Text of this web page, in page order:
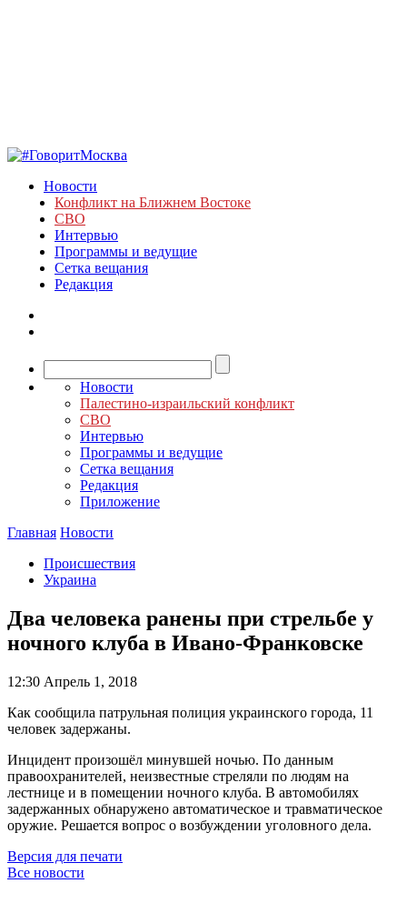
Новости
Конфликт на Ближнем Востоке
СВО
Интервью
Программы и ведущие
Сетка вещания
Редакция
Новости
Палестино-израильский конфликт
СВО
Интервью
Программы и ведущие
Сетка вещания
Редакция
Приложение
Главная Новости
Происшествия
Украина
Два человека ранены при стрельбе у
ночного клуба в Ивано-Франковске
12:30 Апрель 1, 2018
Как сообщила патрульная полиция украинского города, 11
человек задержаны.
Инцидент произошёл минувшей ночью. По данным
правоохранителей, неизвестные стреляли по людям на
лестнице и в помещении ночного клуба. В автомобилях
задержанных обнаружено автоматическое и травматическое
оружие. Решается вопрос о возбуждении уголовного дела.
Версия для печати
Все новости